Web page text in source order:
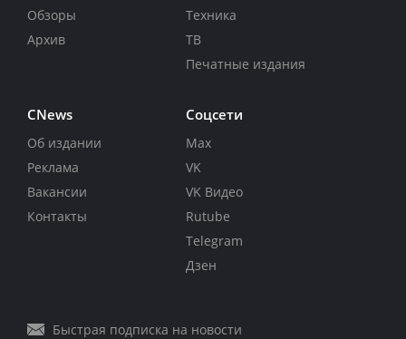
Обзоры
Архив
Техника
ТВ
Печатные издания
CNews
Об издании
Реклама
Вакансии
Контакты
Соцсети
Max
VK
VK Видео
Rutube
Telegram
Дзен
Быстрая подписка на новости